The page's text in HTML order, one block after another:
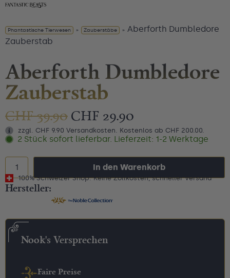
Phantastische Tierwesen » Zauberstäbe » Aberforth Dumbledore
Zauberstab
Aberforth Dumbledore
Zauberstab
CHF39.90 CHF 29.90
zzgl. CHF 9.90 Versandkosten. Kostenlos ab CHF 200.00.
2 Stück sofort lieferbar. Lieferzeit: 1-2 Werktage
In den Warenkorb
100% Schweizer Shop: Keine Zollkosten, schneller Versand
Hersteller:
Nook's Versprechen
Faire Preise